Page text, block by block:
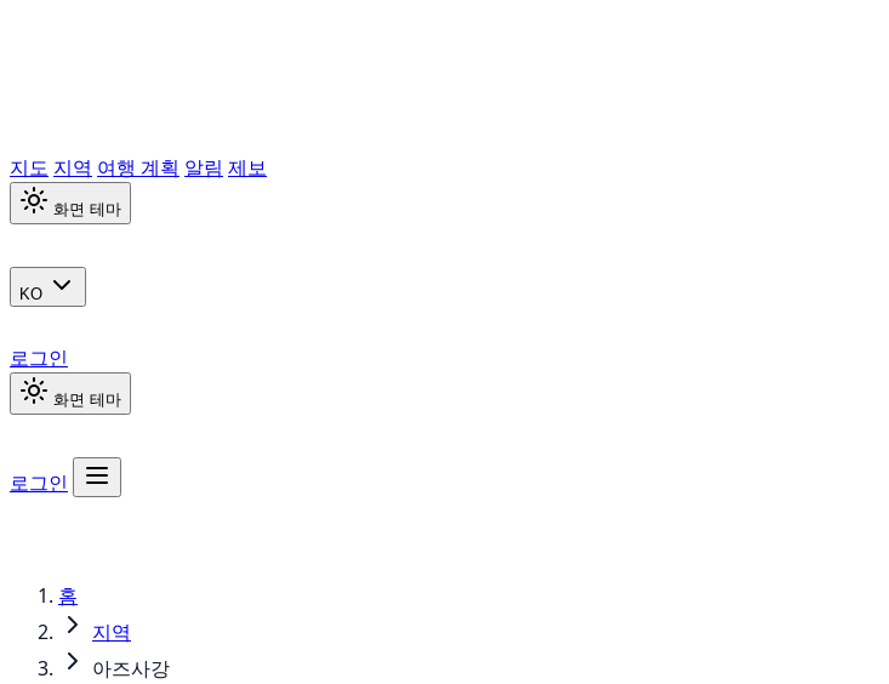
지도 지역 여행 계획 알림 제보
화면 테마
KO
로그인
화면 테마
로그인
홈
지역
아즈사강